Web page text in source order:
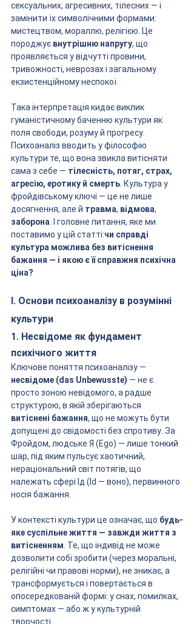
сексуальних, агресивних, тілесних — і
замінити їх символічними формами:
мистецтвом, мораллю, релігією. Це
породжує внутрішню напругу, що
проявляється у відчутті провини,
тривожності, неврозах і загальному
екзистенційному неспокої.
Така інтерпретація кидає виклик
гуманістичному баченню культури як
поля свободи, розуму й прогресу.
Психоаналіз вводить у філософію
культури те, що вона звикла витісняти
сама з себе — тілесність, потяг, страх,
агресію, еротику й смерть . Культура у
фройдівському ключі — це не лише
досягнення, але й травма, відмова,
заборона . І головне питання, яке ми
поставимо у цій статті:чи справді
культура можлива без витіснення
бажання — і якою є її справжня психічна
ціна?
I. Основи психоаналізу в розумінні
культури
1. Несвідоме як фундамент
психічного життя
Ключове поняття психоаналізу —
несвідоме (das Unbewusste) — не є
просто зоною невідомого, а радше
структурою, в якій зберігаються
витіснені бажання, що не можуть бути
допущені до свідомості без спротиву. За
Фройдом, людське Я (Ego) — лише тонкий
шар, під яким пульсує хаотичний,
нераціональний світ потягів, що
належать сфері Ід (Id — воно), первинного
носія бажання.
У контексті культури це означає, що будь-
яке суспільне життя — завжди життя з
витісненням . Те, що індивід не може
дозволити собі зробити (через моральні,
релігійні чи правові норми), не зникає, а
трансформується і повертається в
опосередкованій формі: у снах, помилках,
симптомах — або ж у культурній
творчості.